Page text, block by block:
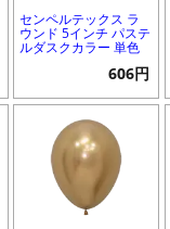
センペルテックス ラ
ウンド 5インチ パステ
ルダスクカラー 単色
606円